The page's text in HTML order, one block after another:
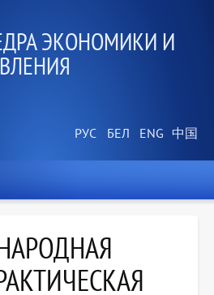
ЭКОНОМИКИ И